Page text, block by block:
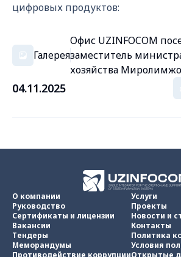
цифровых продуктов:
Галерея
Офис UZINFOCOM
заместитель
хозяйства
04.11.2025
О компании
Руководство
Сертификаты и лицензии
Вакансии
Тендеры
Меморандумы
Услуги
Проекты
Новости и
Контакты
Политика
Условия